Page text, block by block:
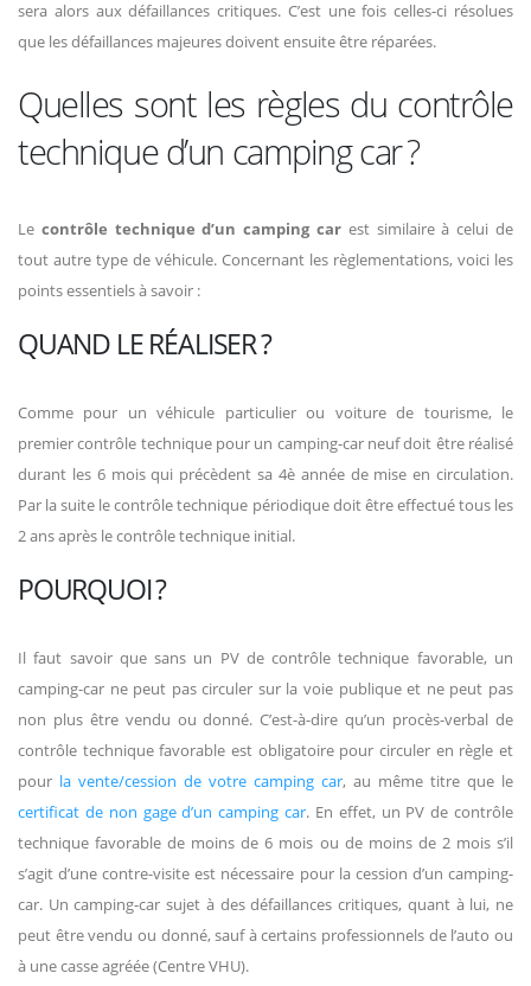
sera alors aux défaillances critiques. C’est une fois celles-ci résolues
que les défaillances majeures doivent ensuite être réparées.
Quelles sont les règles du contrôle
technique d’un camping car ?
Le contrôle technique d’un camping car est similaire à celui de
tout autre type de véhicule. Concernant les règlementations, voici les
points essentiels à savoir :
QUAND LE RÉALISER ?
Comme pour un véhicule particulier ou voiture de tourisme, le
premier contrôle technique pour un camping-car neuf doit être réalisé
durant les 6 mois qui précèdent sa 4è année de mise en circulation.
Par la suite le contrôle technique périodique doit être effectué tous les
2 ans après le contrôle technique initial.
POURQUOI ?
Il faut savoir que sans un PV de contrôle technique favorable, un
camping-car ne peut pas circuler sur la voie publique et ne peut pas
non plus être vendu ou donné. C’est-à-dire qu’un procès-verbal de
contrôle technique favorable est obligatoire pour circuler en règle et
pour la vente/cession de votre camping car, au même titre que le
certificat de non gage d’un camping car. En effet, un PV de contrôle
technique favorable de moins de 6 mois ou de moins de 2 mois s’il
s’agit d’une contre-visite est nécessaire pour la cession d’un camping-
car. Un camping-car sujet à des défaillances critiques, quant à lui, ne
peut être vendu ou donné, sauf à certains professionnels de l’auto ou
à une casse agréée (Centre VHU).